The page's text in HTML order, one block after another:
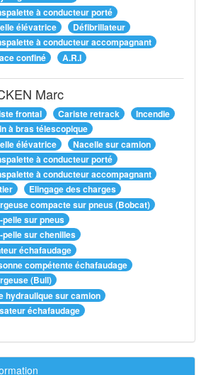
à conducteur porté
élévatrice
Défibrillateur
à conducteur accompagnant
confiné
A.R.I
Marc
frontal Cariste retrack
Incendie
à bras télescopique
élévatrice
Nacelle sur camion
à conducteur porté
à conducteur accompagnant
Elingage des charges
compacte sur pneus (Bobcat)
pelle sur pneus
pelle sur chenilles
échafaudage
compétente échafaudage
(Bull)
hydraulique sur camion
échafaudage